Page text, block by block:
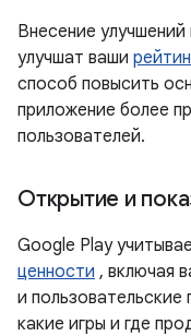
Внесение
улучшат ваши
способ повысить
приложение более
пользователей.
Открытие и
Google Play
ценности , включая
и пользовательские
какие игры и где